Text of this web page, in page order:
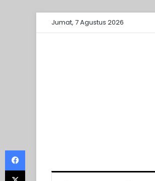
Jumat, 7 Agustus 2026
Facebook
X